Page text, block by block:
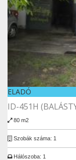
ELADÓ
ID-451H
80 m2
Szobák száma: 1
Hálószoba: 1